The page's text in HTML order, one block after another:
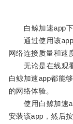
白鲸加速app下
通过使用该app
网络连接质量和速
无论是在线观看
白鲸加速app都能
的网络体验。
使用白鲸加速
安装该app，然后